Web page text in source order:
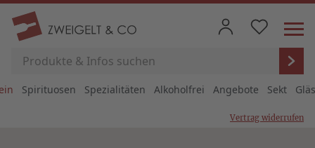
Spirituosen Spezialitäten Alkoholfrei Angebote Sekt
Vertrag widerrufen